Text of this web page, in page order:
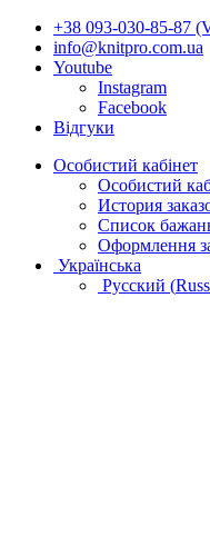
+38 093-030-85-87
info@knitpro.com.ua
Youtube
Instagram
Facebook
Відгуки
Особистий кабінет
Особистий
История
Список
Оформлення
Українська
Русский (